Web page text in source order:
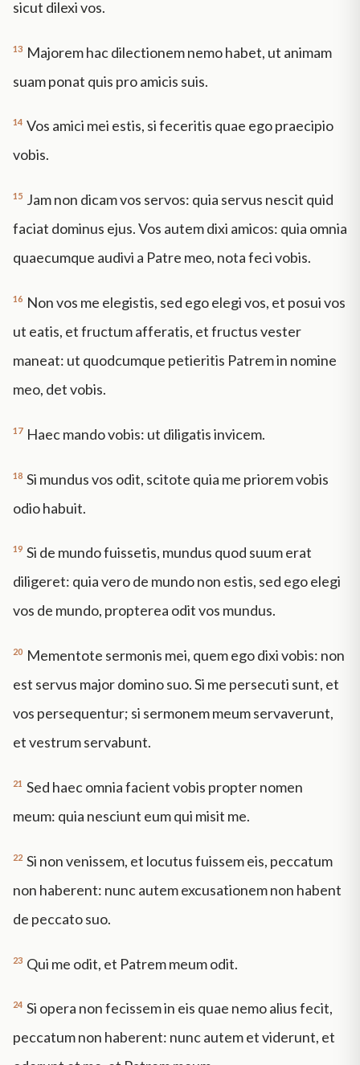
sicut dilexi vos.
13 Majorem hac dilectionem nemo habet, ut animam
suam ponat quis pro amicis suis.
14 Vos amici mei estis, si feceritis quae ego praecipio
vobis.
15 Jam non dicam vos servos: quia servus nescit quid
faciat dominus ejus. Vos autem dixi amicos: quia omnia
quaecumque audivi a Patre meo, nota feci vobis.
16 Non vos me elegistis, sed ego elegi vos, et posui vos
ut eatis, et fructum afferatis, et fructus vester
maneat: ut quodcumque petieritis Patrem in nomine
meo, det vobis.
17 Haec mando vobis: ut diligatis invicem.
18 Si mundus vos odit, scitote quia me priorem vobis
odio habuit.
19 Si de mundo fuissetis, mundus quod suum erat
diligeret: quia vero de mundo non estis, sed ego elegi
vos de mundo, propterea odit vos mundus.
20 Mementote sermonis mei, quem ego dixi vobis: non
est servus major domino suo. Si me persecuti sunt, et
vos persequentur; si sermonem meum servaverunt,
et vestrum servabunt.
21 Sed haec omnia facient vobis propter nomen
meum: quia nesciunt eum qui misit me.
22 Si non venissem, et locutus fuissem eis, peccatum
non haberent: nunc autem excusationem non habent
de peccato suo.
23 Qui me odit, et Patrem meum odit.
24 Si opera non fecissem in eis quae nemo alius fecit,
peccatum non haberent: nunc autem et viderunt, et